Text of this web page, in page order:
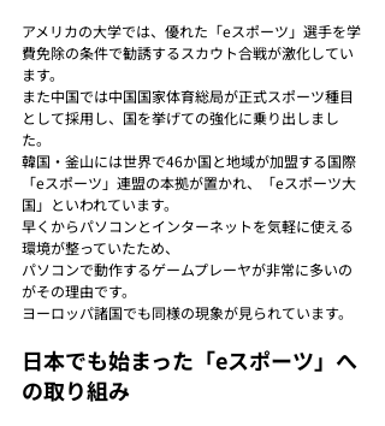
アメリカの大学では、優れた「eスポーツ」選手を学
費免除の条件で勧誘するスカウト合戦が激化してい
ます。
また中国では中国国家体育総局が正式スポーツ種目
として採用し、国を挙げての強化に乗り出しまし
た。
韓国・釜山には世界で46か国と地域が加盟する国際
「eスポーツ」連盟の本拠が置かれ、「eスポーツ大
国」といわれています。
早くからパソコンとインターネットを気軽に使える
環境が整っていたため、
パソコンで動作するゲームプレーヤが非常に多いの
がその理由です。
ヨーロッパ諸国でも同様の現象が見られています。
日本でも始まった「eスポーツ」へ
の取り組み